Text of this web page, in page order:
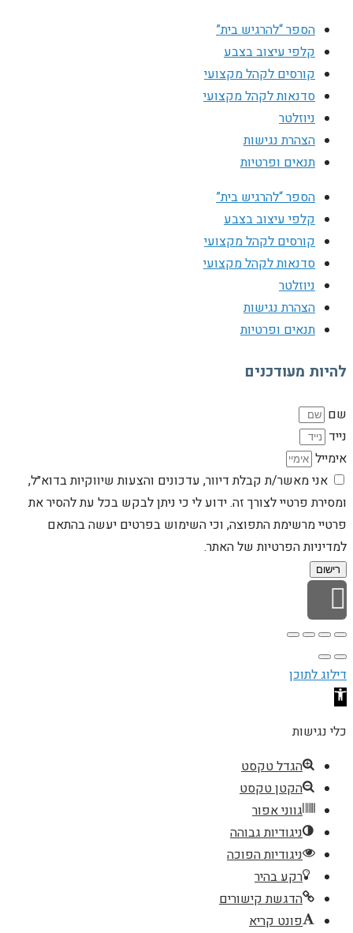
הספר “להרגיש בית”
קלפי עיצוב בצבע
קורסים לקהל מקצועי
סדנאות לקהל מקצועי
ניוזלטר
הצהרת נגישות
תנאים ופרטיות
הספר “להרגיש בית”
קלפי עיצוב בצבע
קורסים לקהל מקצועי
סדנאות לקהל מקצועי
ניוזלטר
הצהרת נגישות
תנאים ופרטיות
להיות מעודכנים
שם
נייד
אימייל
אני מאשר/ת קבלת דיוור, עדכונים והצעות שיווקיות בדוא״ל,
ומסירת פרטיי לצורך זה. ידוע לי כי ניתן לבקש בכל עת להסיר את
פרטיי מרשימת התפוצה, וכי השימוש בפרטים יעשה בהתאם
למדיניות הפרטיות של האתר.
רישום
גלילה לראש העמוד
דילוג לתוכן
פתח סרגל נגישות
כלי נגישות
הגדל טקסט
הקטן טקסט
גווני אפור
ניגודיות גבוהה
ניגודיות הפוכה
רקע בהיר
הדגשת קישורים
פונט קריא